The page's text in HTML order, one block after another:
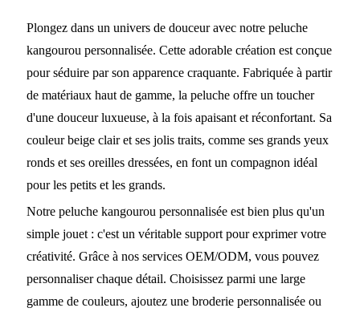
Plongez dans un univers de douceur avec notre peluche
kangourou personnalisée. Cette adorable création est conçue
pour séduire par son apparence craquante. Fabriquée à partir
de matériaux haut de gamme, la peluche offre un toucher
d'une douceur luxueuse, à la fois apaisant et réconfortant. Sa
couleur beige clair et ses jolis traits, comme ses grands yeux
ronds et ses oreilles dressées, en font un compagnon idéal
pour les petits et les grands.
Notre peluche kangourou personnalisée est bien plus qu'un
simple jouet : c'est un véritable support pour exprimer votre
créativité. Grâce à nos services OEM/ODM, vous pouvez
personnaliser chaque détail. Choisissez parmi une large
gamme de couleurs, ajoutez une broderie personnalisée ou